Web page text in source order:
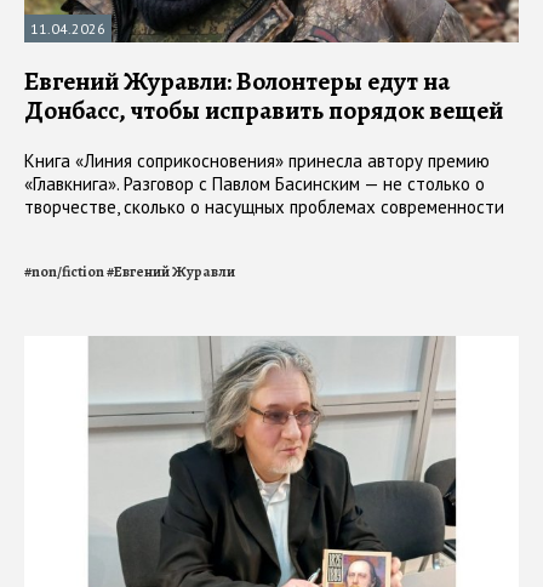
11.04.2026
Евгений Журавли: Волонтеры едут на
Донбасс, чтобы исправить порядок вещей
Книга «Линия соприкосновения» принесла автору премию
«Главкнига». Разговор с Павлом Басинским — не столько о
творчестве, сколько о насущных проблемах современности
#non/fiction#Евгений Журавли